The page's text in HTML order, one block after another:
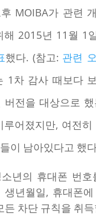
MOIBA가 관련
해 2015년 11월 1
했다. (참고: 관련
1차 감사 때보다
버전을 대상으로 했
루어졌지만, 여전
이 남아있다고 했
년의 휴대폰 번
생년월일, 휴대폰
든 차단 규칙을 취